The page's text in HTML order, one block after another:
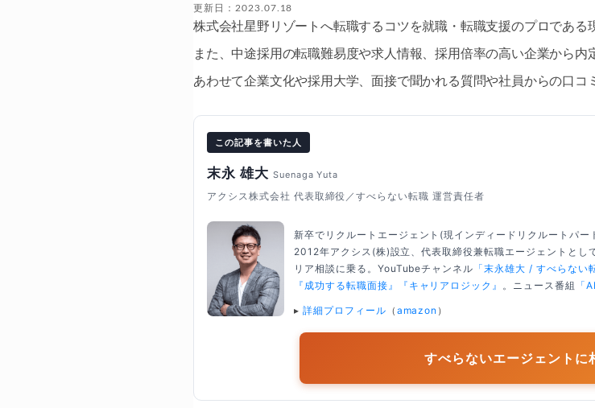
更新日：2023.07.18
株式会社星野リゾートへ転職するコツを就職・転職支援のプロである
また、中途採用の転職難易度や求人情報、採用倍率の高い企業から内
あわせて企業文化や採用大学、面接で聞かれる質問や社員からの口コ
この記事を書いた人
末永 雄大 Suenaga Yuta
アクシス株式会社 代表取締役／すべらない転職 運営責任者
新卒でリクルートエージェント(現インディードリクルートパ
2012年アクシス(株)設立、代表取締役兼転職エージェントとし
リア相談に乗る。YouTubeチャンネル 「末永雄大 / すべらない
『成功する転職面接』
『キャリアロジック』 。ニュース番組 「
▸ 詳細プロフィール （ amazon ）
すべらないエージェントに